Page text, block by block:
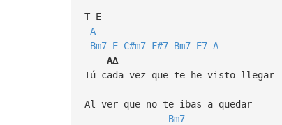
T E
A
Bm7 E C#m7 F#7 Bm7 E7 A
A∆
Tú cada vez que te he visto llegar
Al ver que no te ibas a quedar
Bm7